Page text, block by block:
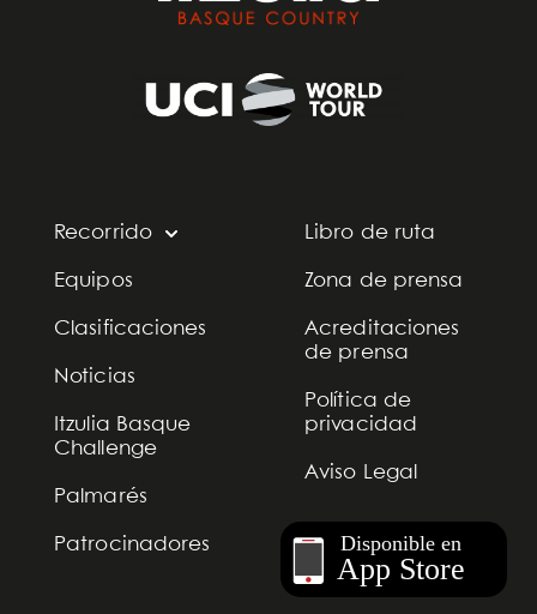
Recorrido
Equipos
Clasificaciones
Noticias
Itzulia Basque
Challenge
Palmarés
Patrocinadores
Libro de ruta
Zona de prensa
Acreditaciones
de prensa
Política de
privacidad
Aviso Legal